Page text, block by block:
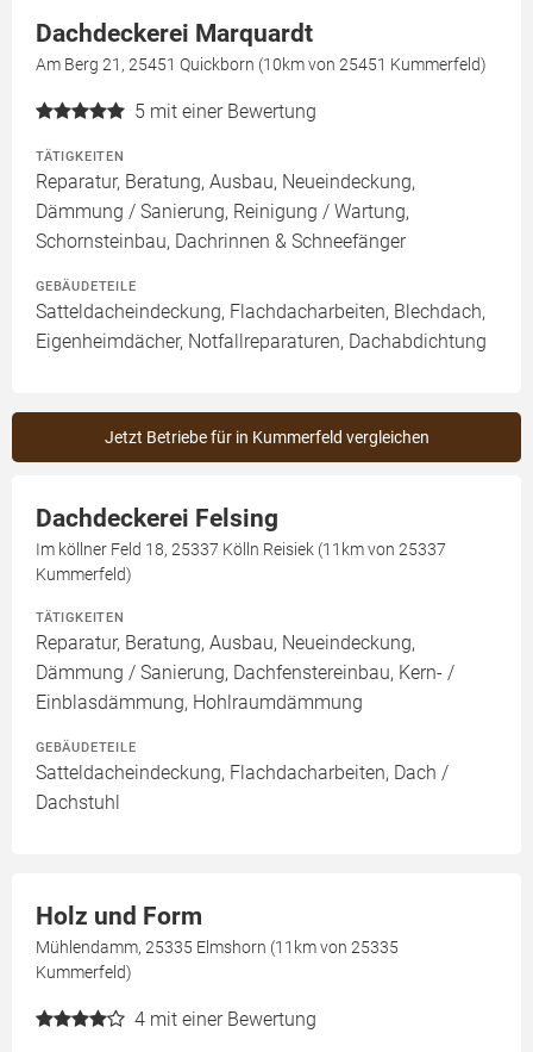
Dachdeckerei Marquardt
Am Berg 21, 25451 Quickborn (10km von 25451 Kummerfeld)
5 mit einer Bewertung
TÄTIGKEITEN
Reparatur, Beratung, Ausbau, Neueindeckung,
Dämmung / Sanierung, Reinigung / Wartung,
Schornsteinbau, Dachrinnen & Schneefänger
GEBÄUDETEILE
Satteldacheindeckung, Flachdacharbeiten, Blechdach,
Eigenheimdächer, Notfallreparaturen, Dachabdichtung
Jetzt Betriebe für in Kummerfeld vergleichen
Dachdeckerei Felsing
Im köllner Feld 18, 25337 Kölln Reisiek (11km von 25337
Kummerfeld)
TÄTIGKEITEN
Reparatur, Beratung, Ausbau, Neueindeckung,
Dämmung / Sanierung, Dachfenstereinbau, Kern- /
Einblasdämmung, Hohlraumdämmung
GEBÄUDETEILE
Satteldacheindeckung, Flachdacharbeiten, Dach /
Dachstuhl
Holz und Form
Mühlendamm, 25335 Elmshorn (11km von 25335
Kummerfeld)
4 mit einer Bewertung